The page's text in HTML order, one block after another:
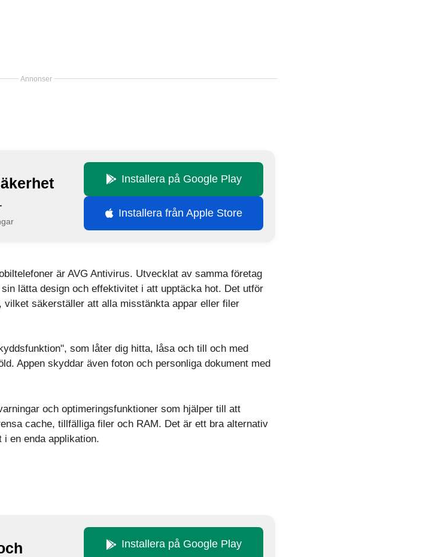
Annonser
Installera på Google Play
Installera från Apple Store
är AVG Antivirus. Utvecklat av samma företag
lätta design och effektivitet i att upptäcka hot. Det utför
säkerställer att alla misstänkta appar eller filer
som låter dig hitta, låsa och till och med
Appen skyddar även foton och personliga dokument med
och optimeringsfunktioner som hjälper till att
cache, tillfälliga filer och RAM. Det är ett bra alternativ
en enda applikation.
Installera på Google Play